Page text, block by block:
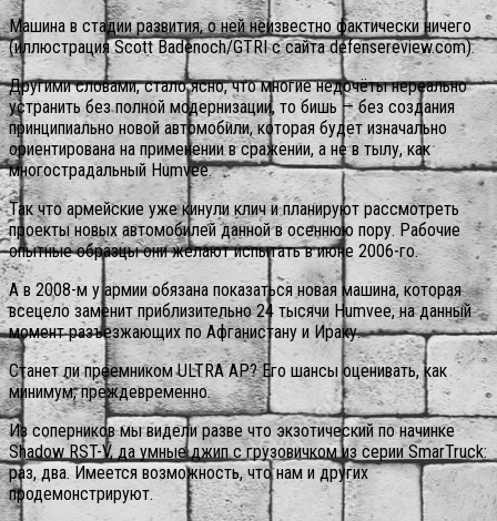
Машина в стадии развития, о ней неизвестно фактически ничего
(иллюстрация Scott Badenoch/GTRI с сайта defensereview.com).
Другими словами, стало ясно, что многие недочёты нереально
устранить без полной модернизации, то бишь — без создания
принципиально новой автомобили, которая будет изначально
ориентирована на применении в сражении, а не в тылу, как
многострадальный Humvee.
Так что армейские уже кинули клич и планируют рассмотреть
проекты новых автомобилей данной в осеннюю пору. Рабочие
опытные образцы они желают испытать в июне 2006-го.
А в 2008-м у армии обязана показаться новая машина, которая
всецело заменит приблизительно 24 тысячи Humvee, на данный
момент разъезжающих по Афганистану и Ираку.
Станет ли преемником ULTRA AP? Его шансы оценивать, как
минимум, преждевременно.
Из соперников мы видели разве что экзотический по начинке
Shadow RST-V, да умные джип с грузовичком из серии SmarTruck:
раз, два. Имеется возможность, что нам и других
продемонстрируют.